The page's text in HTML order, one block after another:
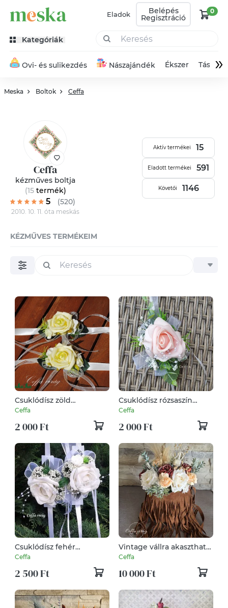
Eladok Belépés
Regisztráció
0
Kategóriák
Ovi- és sulikezdés Nászajándék Ékszer Táska»
Meska Boltok Ceffa
Ceffa
kézműves boltja
(15termék)
5 (520)
2010. 10. 11. óta meskás
Aktív termékei 15
Eladott termékei 591
Követői 1146
KÉZMŰVES TERMÉKEIM
Csuklódísz zöld
habrózsából
Ceffa
2 000 Ft
Csuklódísz rózsaszín
habózsából
Ceffa
2 000 Ft
Csuklódísz fehér
habrózsával
Ceffa
2 500 Ft
Vintage vállra akasztható
virágtáska- KÉSZLETEN!
Ceffa
10 000 Ft